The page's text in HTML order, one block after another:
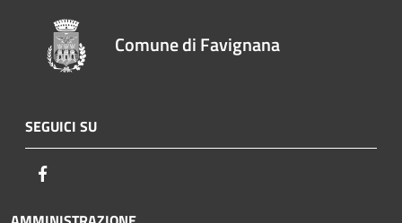
Comune di Favignana
SEGUICI SU